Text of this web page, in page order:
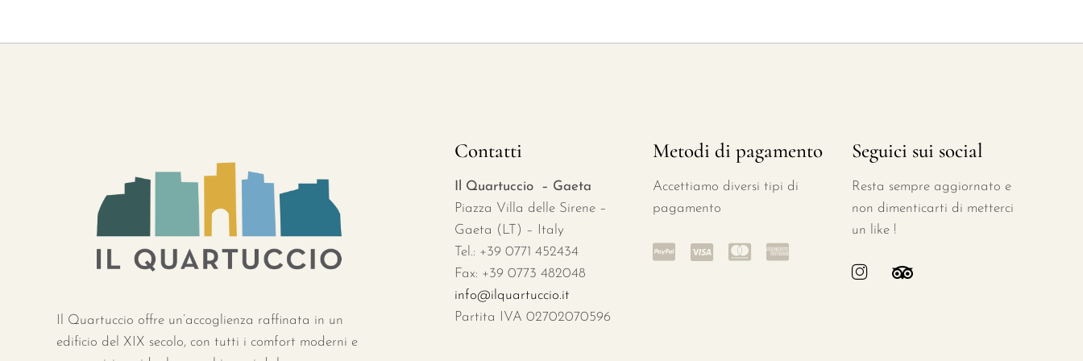
Il Quartuccio offre un’accoglienza raffinata in un
edificio del XIX secolo, con tutti i comfort moderni e
Contatti
Il Quartuccio – Gaeta
Piazza Villa delle Sirene –
Gaeta (LT) – Italy
Tel.: +39 0771 452434
Fax: +39 0773 482048
info@ilquartuccio.it
Partita IVA 02702070596
Metodi di pagamento
Accettiamo diversi tipi di
pagamento
Seguici sui social
Resta sempre aggiornato e
non dimenticarti di metterci
un like !